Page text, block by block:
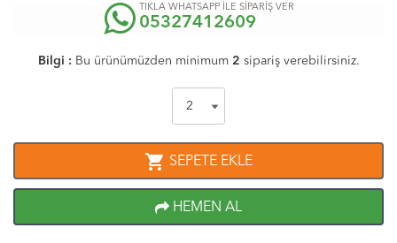
TIKLA WHATSAPP İLE SİPARİŞ VER
05327412609
Bilgi : Bu ürünümüzden minimum 2 sipariş verebilirsiniz.
shopping_cart SEPETE EKLE
HEMEN AL